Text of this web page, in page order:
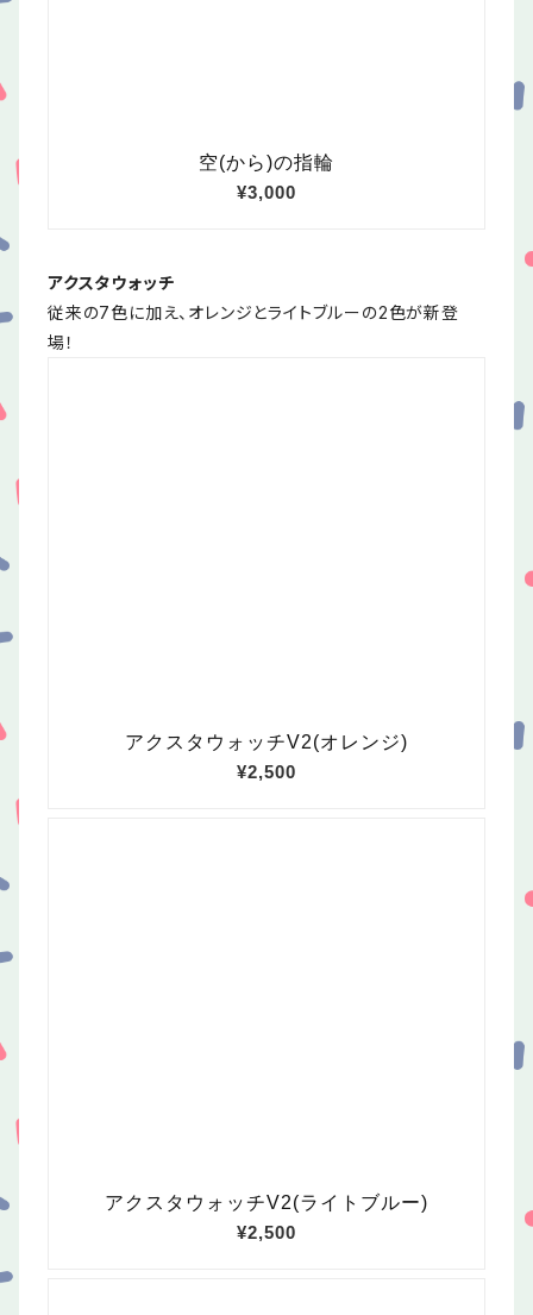
アクスタウォッチ
従来の7色に加え、オレンジとライトブルーの2色が新登
場！